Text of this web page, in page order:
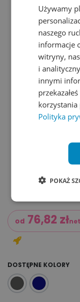
od 76,82 zł
DOSTĘPNE KOLORY
Używamy
naszego
informacje
witryny,
i
innymi
korzystania
Polityka
POKAŻ